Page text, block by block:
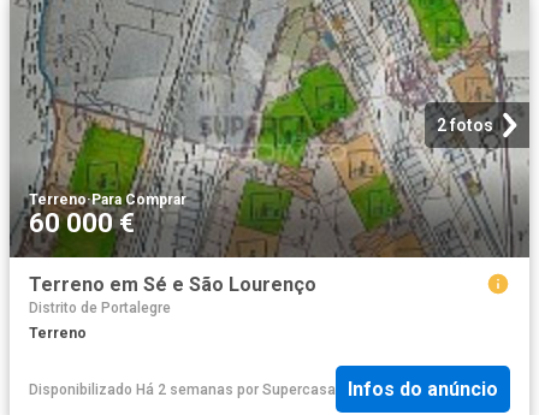
2 fotos
Terreno·Para Comprar
60 000 €
Terreno em Sé e São Lourenço
Distrito de Portalegre
Terreno
Disponibilizado Há 2 semanas por Supercasa Infos do anúncio